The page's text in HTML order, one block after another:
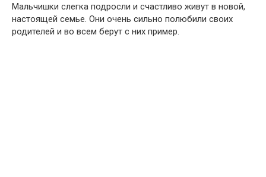
Мальчишки слегка подросли и счастливо живут в новой,
настоящей семье. Они очень сильно полюбили своих
родителей и во всем берут с них пример.